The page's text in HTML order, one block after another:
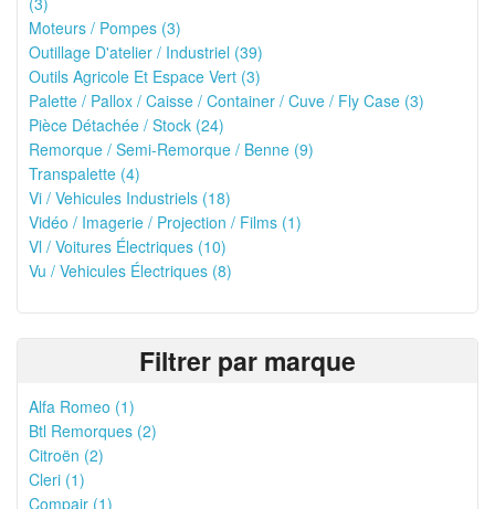
Moteurs / Pompes (3)
Outillage D'atelier / Industriel (39)
Outils Agricole Et Espace Vert (3)
Palette / Pallox / Caisse / Container / Cuve / Fly Case (3)
Pièce Détachée / Stock (24)
Remorque / Semi-Remorque / Benne (9)
Transpalette (4)
Vi / Vehicules Industriels (18)
Vidéo / Imagerie / Projection / Films (1)
Vl / Voitures Électriques (10)
Vu / Vehicules Électriques (8)
Filtrer par marque
Alfa Romeo (1)
Btl Remorques (2)
Citroën (2)
Cleri (1)
Compair (1)